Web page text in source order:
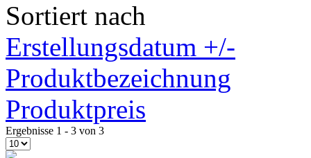
Sortiert nach
Erstellungsdatum +/-
Produktbezeichnung
Produktpreis
Ergebnisse 1 - 3 von 3